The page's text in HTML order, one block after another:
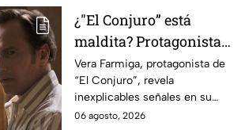
¿"El Conjuro” está
maldita? Protagonista
revela INQUIETANTES
señales en su cuerpo
durante la grabación de
Vera Farmiga, protagonista de
“El Conjuro”, revela
inexplicables señales en su
cuerpo durante el rodaje de la
06 agosto, 2026